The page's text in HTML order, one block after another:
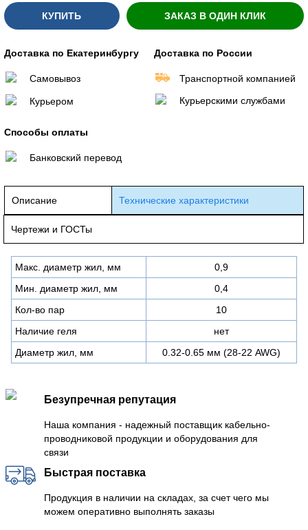
КУПИТЬ ЗАКАЗ В ОДИН КЛИК
Доставка по Екатеринбургу
Самовывоз
Курьером
Доставка по России
Транспортной компанией
Курьерскими службами
Способы оплаты
Банковский перевод
Описание Технические характеристики
Чертежи и ГОСТы
Макс. диаметр жил, мм
0,9
Мин. диаметр жил, мм
0,4
Кол-во пар
10
Наличие геля
нет
Диаметр жил, мм
0.32-0.65 мм (28-22 AWG)
Безупречная репутация
Наша компания - надежный поставщик кабельно-
проводниковой продукции и оборудования для
связи
Быстрая поставка
Продукция в наличии на складах, за счет чего мы
можем оперативно выполнять заказы